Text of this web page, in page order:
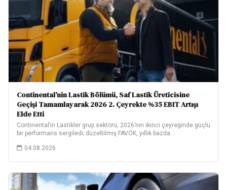
Continental’nin Lastik Bölümü, Saf Lastik Üreticisine
Geçişi Tamamlayarak 2026 2. Çeyrekte %35 EBIT Artışı
Elde Etti
Continental’ın Lastikler grup sektörü, 2026’nın ikinci çeyreğinde güçlü
bir performans sergiledi; düzeltilmiş FAVÖK, yıllık bazda…
04.08.2026